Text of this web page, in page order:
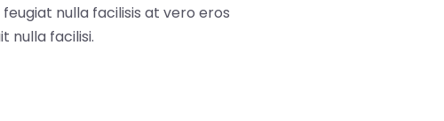
nulla facilisis at vero eros
nulla facilisi.